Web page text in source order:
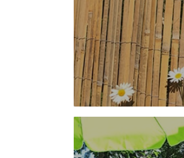
Latte entre
Ref. 10401570
Ref. 10401571 |
Ref. 10401572 |